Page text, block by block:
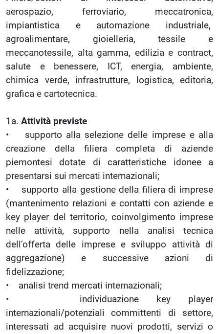
aerospazio, ferroviario, meccatronica,
impiantistica e automazione industriale,
agroalimentare, gioielleria, tessile e
meccanotessile, alta gamma, edilizia e contract,
salute e benessere, ICT, energia, ambiente,
chimica verde, infrastrutture, logistica, editoria,
grafica e cartotecnica.
1a. Attività previste
• supporto alla selezione delle imprese e alla
creazione della filiera completa di aziende
piemontesi dotate di caratteristiche idonee a
presentarsi sui mercati internazionali;
• supporto alla gestione della filiera di imprese
(mantenimento relazioni e contatti con aziende e
key player del territorio, coinvolgimento imprese
nelle attività, supporto nella analisi tecnica
dell’offerta delle imprese e sviluppo attività di
aggregazione) e successive azioni di
fidelizzazione;
• analisi trend mercati internazionali;
• individuazione key player
internazionali/potenziali committenti di settore,
interessati ad acquisire nuovi prodotti, servizi o